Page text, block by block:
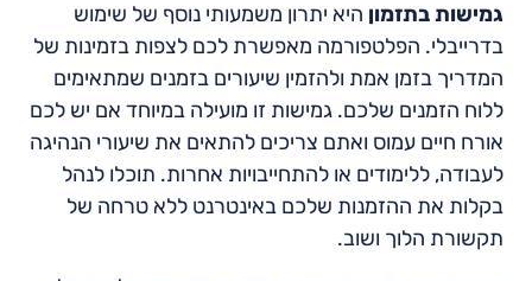
גמישות בתזמון היא יתרון משמעותי נוסף של שימוש
בדרייבלי. הפלטפורמה מאפשרת לכם לצפות בזמינות של
המדריך בזמן אמת ולהזמין שיעורים בזמנים שמתאימים
ללוח הזמנים שלכם. גמישות זו מועילה במיוחד אם יש לכם
אורח חיים עמוס ואתם צריכים להתאים את שיעורי הנהיגה
לעבודה, ללימודים או להתחייבויות אחרות. תוכלו לנהל
בקלות את ההזמנות שלכם באינטרנט ללא טרחה של
תקשורת הלוך ושוב.